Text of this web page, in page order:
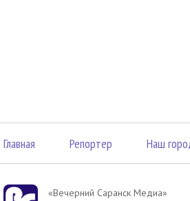
Главная Репортер Наш
«Вечерний Саранск Mедиа»